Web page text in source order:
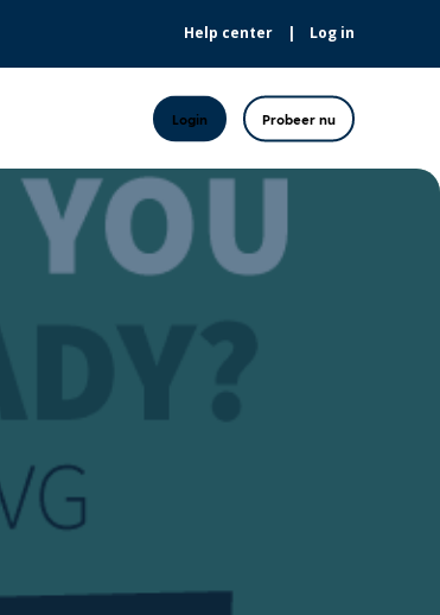
Help center Log in
Login Probeer nu